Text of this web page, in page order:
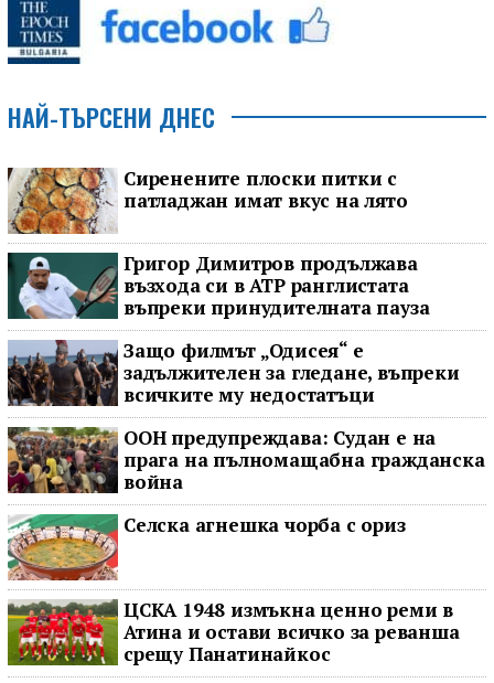
НАЙ-ТЪРСЕНИ ДНЕС
Сиренените плоски питки с
патладжан имат вкус на лято
Григор Димитров продължава
възхода си в ATP ранглистата
въпреки принудителната пауза
Защо филмът „Одисея“ е
задължителен за гледане, въпреки
всичките му недостатъци
ООН предупреждава: Судан е на
прага на пълномащабна гражданска
война
Селска агнешка чорба с ориз
ЦСКА 1948 измъкна ценно реми в
Атина и остави всичко за реванша
срещу Панатинайкос